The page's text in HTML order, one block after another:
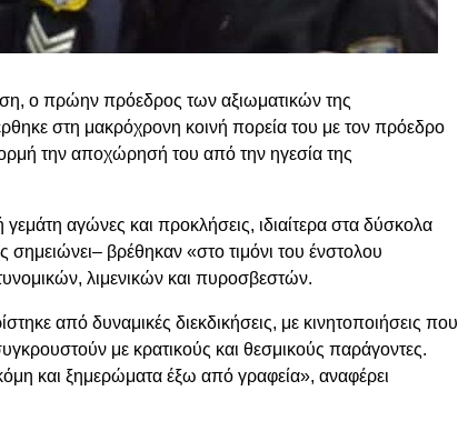
ο πρώην πρόεδρος των αξιωματικών της
στη μακρόχρονη κοινή πορεία του με τον πρόεδρο
την αποχώρησή του από την ηγεσία της
αγώνες και προκλήσεις, ιδιαίτερα στα δύσκολα
βρέθηκαν «στο τιμόνι του ένστολου
λιμενικών και πυροσβεστών.
από δυναμικές διεκδικήσεις, με κινητοποιήσεις που
με κρατικούς και θεσμικούς παράγοντες.
και ξημερώματα έξω από γραφεία», αναφέρει